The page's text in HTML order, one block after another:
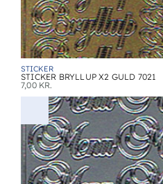
STICKER
STICKER BRYLLUP X2 GULD 7021
7,00 KR.